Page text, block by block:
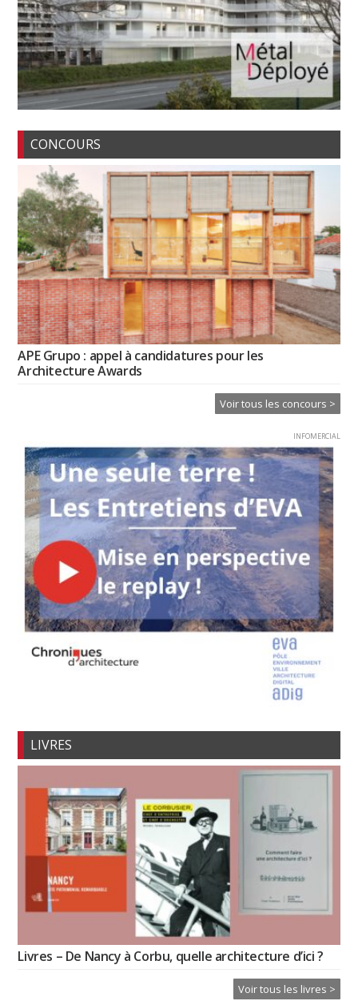
CONCOURS
APE Grupo : appel à candidatures pour les
Architecture Awards
Voir tous les concours >
INFOMERCIAL
LIVRES
Livres – De Nancy à Corbu, quelle architecture d’ici ?
Voir tous les livres >